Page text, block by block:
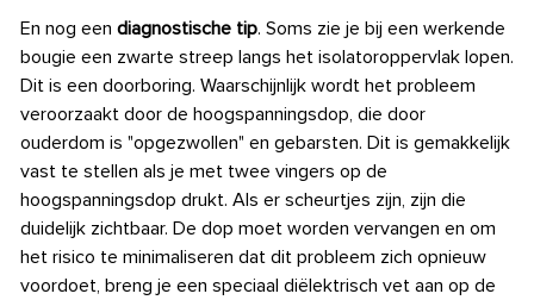
En nog een diagnostische tip. Soms zie je bij een werkende
bougie een zwarte streep langs het isolatoroppervlak lopen.
Dit is een doorboring. Waarschijnlijk wordt het probleem
veroorzaakt door de hoogspanningsdop, die door
ouderdom is "opgezwollen" en gebarsten. Dit is gemakkelijk
vast te stellen als je met twee vingers op de
hoogspanningsdop drukt. Als er scheurtjes zijn, zijn die
duidelijk zichtbaar. De dop moet worden vervangen en om
het risico te minimaliseren dat dit probleem zich opnieuw
voordoet, breng je een speciaal diëlektrisch vet aan op de